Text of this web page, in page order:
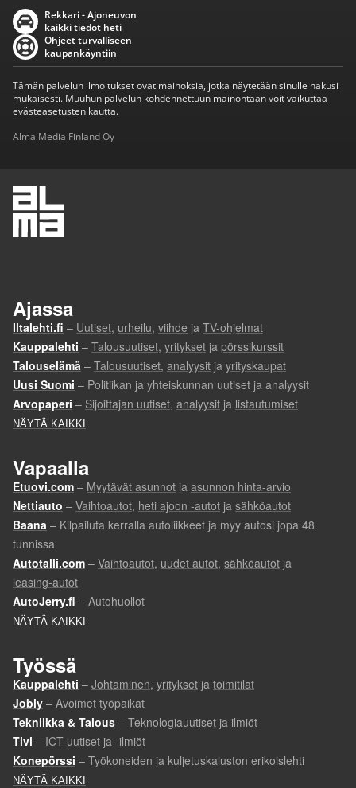
Rekkari - Ajoneuvon
kaikki tiedot heti
Ohjeet turvalliseen
kaupankäyntiin
Tämän palvelun ilmoitukset ovat mainoksia, jotka näytetään sinulle hakusi
mukaisesti. Muuhun palvelun kohdennettuun mainontaan voit vaikuttaa
evästeasetusten kautta.
Alma Media Finland Oy